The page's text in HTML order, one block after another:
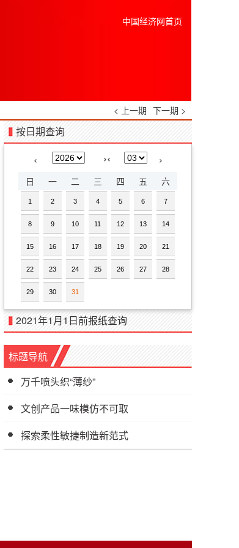
中国经济网首页
< 上一期 下一期 >
按日期查询
‹ ›‹ ›
日 一 二 三 四 五 六
1 2 3 4 5 6 7
8 9 10 11 12 13 14
15 16 17 18 19 20 21
22 23 24 25 26 27 28
29 30 31
2021年1月1日前报纸查询
标题导航
万千喷头织“薄纱”
文创产品一味模仿不可取
探索柔性敏捷制造新范式